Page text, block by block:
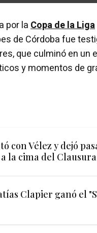
por laCopa de la Liga
de Córdoba fue
que culminó en un
y momentos de
con Vélez y dejó
la cima del Clausura
Clapier ganó el